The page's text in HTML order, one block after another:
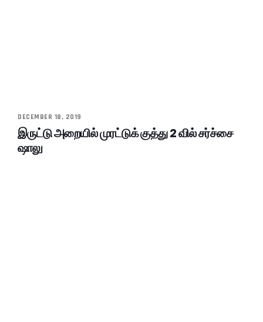
DECEMBER 18, 2019
இருட்டு அறையில் முரட்டுக் குத்து 2 வில் சர்ச்சை
ஷாலு